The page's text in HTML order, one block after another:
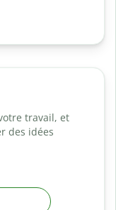
travail, et
des idées